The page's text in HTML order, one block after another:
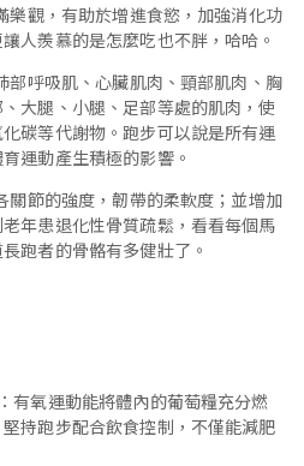
樂觀，有助於增進食慾，加強消化功
人羨慕的是怎麼吃也不胖，哈哈。
部呼吸肌、心臟肌肉、頸部肌肉、胸
大腿、小腿、足部等處的肌肉，使
碳等代謝物。跑步可以說是所有運
運動產生積極的影響。
關節的強度，韌帶的柔軟度；並增加
年患退化性骨質疏鬆，看看每個馬
跑者的骨骼有多健壯了。
有氧運動能將體內的葡萄糧充分燃
持跑步配合飲食控制，不僅能減肥